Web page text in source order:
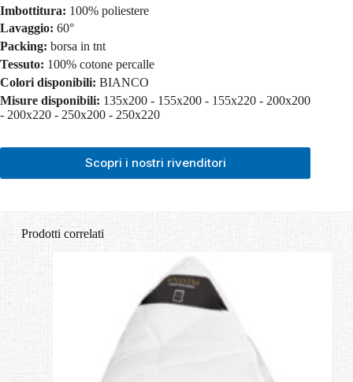
Imbottitura: 100% poliestere
Lavaggio: 60°
Packing: borsa in tnt
Tessuto: 100% cotone percalle
Colori disponibili: BIANCO
Misure disponibili: 135x200 - 155x200 - 155x220 - 200x200
- 200x220 - 250x200 - 250x220
Scopri i nostri rivenditori
Prodotti correlati